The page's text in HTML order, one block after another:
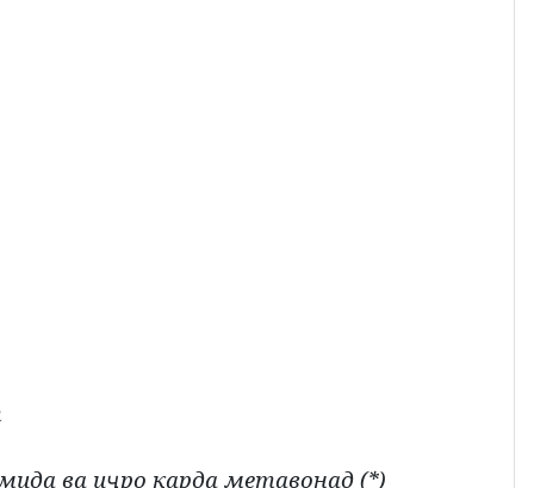
ва иҷро карда метавонад (*)